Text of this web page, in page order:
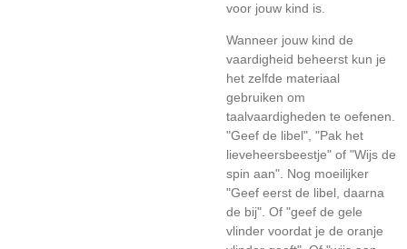
voor jouw kind is.
Wanneer jouw kind de
vaardigheid beheerst kun je
het zelfde materiaal
gebruiken om
taalvaardigheden te oefenen.
"Geef de libel", "Pak het
lieveheersbeestje" of "Wijs de
spin aan". Nog moeilijker
"Geef eerst de libel, daarna
de bij". Of "geef de gele
vlinder voordat je de oranje